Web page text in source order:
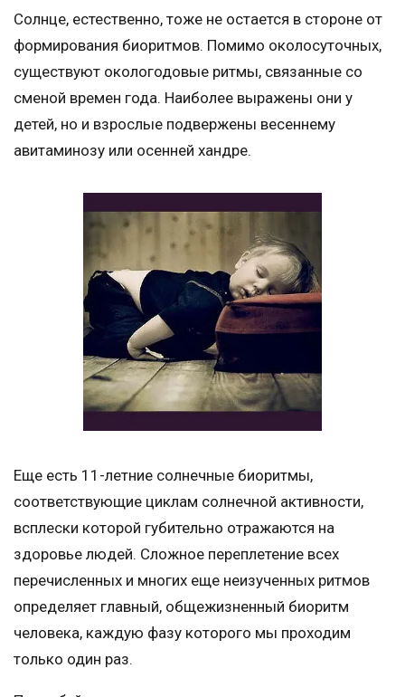
Солнце, естественно, тоже не остается в стороне от
формирования биоритмов. Помимо околосуточных,
существуют окологодовые ритмы, связанные со
сменой времен года. Наиболее выражены они у
детей, но и взрослые подвержены весеннему
авитаминозу или осенней хандре.
Еще есть 11-летние солнечные биоритмы,
соответствующие циклам солнечной активности,
всплески которой губительно отражаются на
здоровье людей. Сложное переплетение всех
перечисленных и многих еще неизученных ритмов
определяет главный, общежизненный биоритм
человека, каждую фазу которого мы проходим
только один раз.